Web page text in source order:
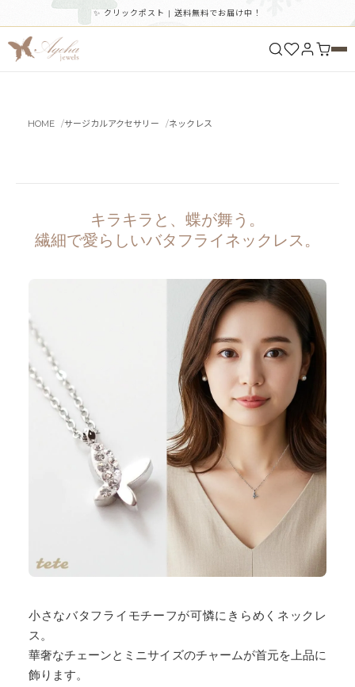
✨ クリックポスト | 送料無料でお届け中！
HOME サージカルアクセサリー ネックレス
キラキラと、蝶が舞う。
繊細で愛らしいバタフライネックレス。
小さなバタフライモチーフが可憐にきらめくネックレ
ス。
華奢なチェーンとミニサイズのチャームが首元を上品に
飾ります。